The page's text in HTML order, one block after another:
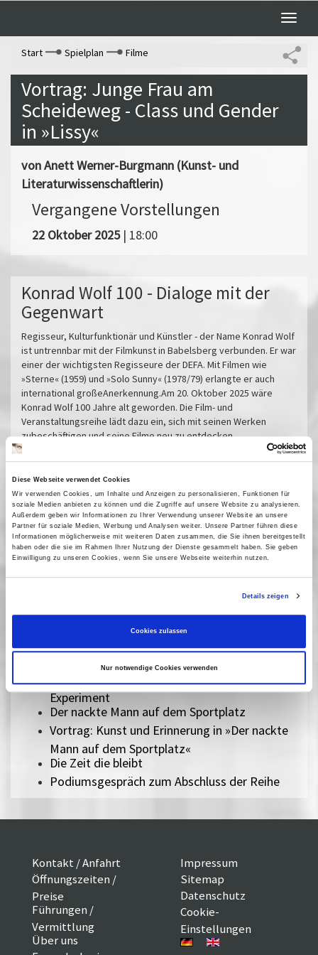
Diese Webseite verwendet Cookies
Wir verwenden Cookies, um Inhalte und Anzeigen zu personalisieren, Funktionen für
soziale Medien anbieten zu können und die Zugriffe auf unsere Website zu analysieren.
Außerdem geben wir Informationen zu Ihrer Verwendung unserer Website an unsere
Partner für soziale Medien, Werbung und Analysen weiter. Unsere Partner führen diese
Informationen möglicherweise mit weiteren Daten zusammen, die Sie ihnen bereitgestellt
haben oder die sie im Rahmen Ihrer Nutzung der Dienste gesammelt haben. Sie geben
Einwilligung zu unseren Cookies, wenn Sie unsere Webseite weiterhin nutzen.
Details zeigen
Cookies zulassen
Nur notwendige Cookies verwenden
Toggle
Start
Spielplan Filme
Vortrag: Junge Frau am
Scheideweg - Class und Gender
in »Lissy«
von Anett Werner-Burgmann (Kunst- und
Literaturwissenschaftlerin)
Vergangene Vorstellungen
22 Oktober 2025| 18:00
Konrad Wolf 100 - Dialoge mit der
Gegenwart
Regisseur, Kulturfunktionär und Künstler - der Name Konrad Wolf
ist untrennbar mit der Filmkunst in Babelsberg verbunden. Er war
einer der wichtigsten Regisseure der DEFA. Mit Filmen wie
»Sterne« (1959) und »Solo Sunny« (1978/79) erlangte er auch
international großeAnerkennung.Am 20. Oktober 2025 wäre
Konrad Wolf 100 Jahre alt geworden. Die Film- und
Veranstaltungsreihe lädt dazu ein, sich mit seinen Werken
zubeschäftigen und seine Filme neu zu entdecken.
Eine Veranstaltungsreihe der Filmuniversität Babelsberg
KONRAD WOLF und des Filmmuseums Potsdam in Kooperation
mit der DEFA-Stiftung und dem Brandenburgischen Zentrum für
Medienwissenschaften (ZeM)
Mit freundlicher Unterstützung durch den Bundesverband
kommunale Filmarbeit e.V.
Professor Mamlock
Vortrag: Auf anderen Wegen. Rückblicke auf
Vortrag: Was bleibt - »Ich war neunzehn« als
Vortrag: »Goya« zwischen Widersprüchen und
Experiment
Der nackte Mann auf dem Sportplatz
Vortrag: Kunst und Erinnerung in »Der nackte
Mann auf dem Sportplatz«
Die Zeit die bleibt
Podiumsgespräch zum Abschluss der Reihe
Kontakt / Anfahrt
Öffnungszeiten /
Preise
Führungen /
Vermittlung
Über uns
Impressum
Sitemap
Datenschutz
Cookie-
Einstellungen